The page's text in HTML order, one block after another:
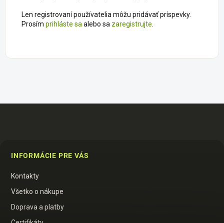
Len registrovaní používatelia môžu pridávať príspevky.
Prosím prihláste sa alebo sa zaregistrujte
INFORMÁCIE PRE VÁS
Kontakty
Všetko o nákupe
Doprava a platby